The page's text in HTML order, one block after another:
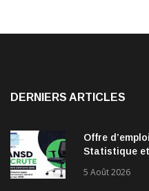
DERNIERS ARTICLES
Offre
Statistique et
5 Août 2026